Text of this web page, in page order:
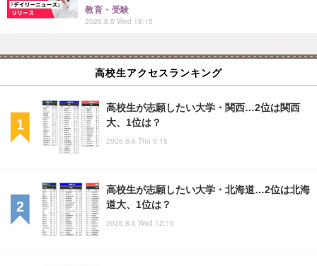
教育・受験
2026.8.5 Wed 18:15
高校生アクセスランキング
高校生が志願したい大学・関西…2位は関西
大、1位は？
2026.8.6 Thu 9:15
高校生が志願したい大学・北海道…2位は北海
道大、1位は？
2026.8.5 Wed 12:15